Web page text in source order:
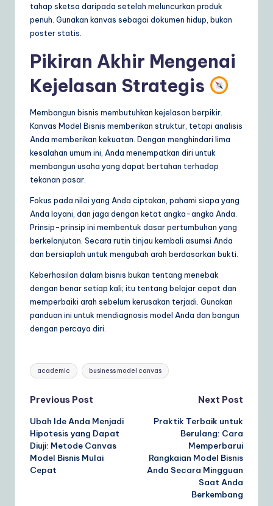
tahap sketsa daripada setelah meluncurkan produk
penuh. Gunakan kanvas sebagai dokumen hidup, bukan
poster statis.
Pikiran Akhir Mengenai
Kejelasan Strategis
Membangun bisnis membutuhkan kejelasan berpikir.
Kanvas Model Bisnis memberikan struktur, tetapi analisis
Anda memberikan kekuatan. Dengan menghindari lima
kesalahan umum ini, Anda menempatkan diri untuk
membangun usaha yang dapat bertahan terhadap
tekanan pasar.
Fokus pada nilai yang Anda ciptakan, pahami siapa yang
Anda layani, dan jaga dengan ketat angka-angka Anda.
Prinsip-prinsip ini membentuk dasar pertumbuhan yang
berkelanjutan. Secara rutin tinjau kembali asumsi Anda
dan bersiaplah untuk mengubah arah berdasarkan bukti.
Keberhasilan dalam bisnis bukan tentang menebak
dengan benar setiap kali; itu tentang belajar cepat dan
memperbaiki arah sebelum kerusakan terjadi. Gunakan
panduan ini untuk mendiagnosis model Anda dan bangun
dengan percaya diri.
Tags:
academic business model canvas
Post
navigation
Previous Post
Ubah Ide Anda Menjadi
Hipotesis yang Dapat
Diuji: Metode Canvas
Model Bisnis Mulai
Cepat
Next Post
Praktik Terbaik untuk
Berulang: Cara
Memperbarui
Rangkaian Model Bisnis
Anda Secara Mingguan
Saat Anda
Berkembang